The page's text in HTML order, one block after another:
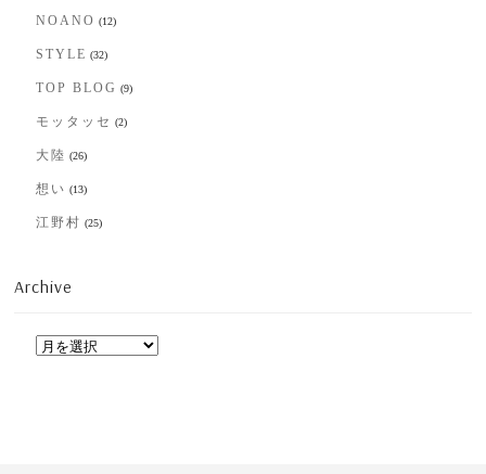
NOANO (12)
STYLE (32)
TOP BLOG (9)
モッタッセ (2)
大陸 (26)
想い (13)
江野村 (25)
Archive